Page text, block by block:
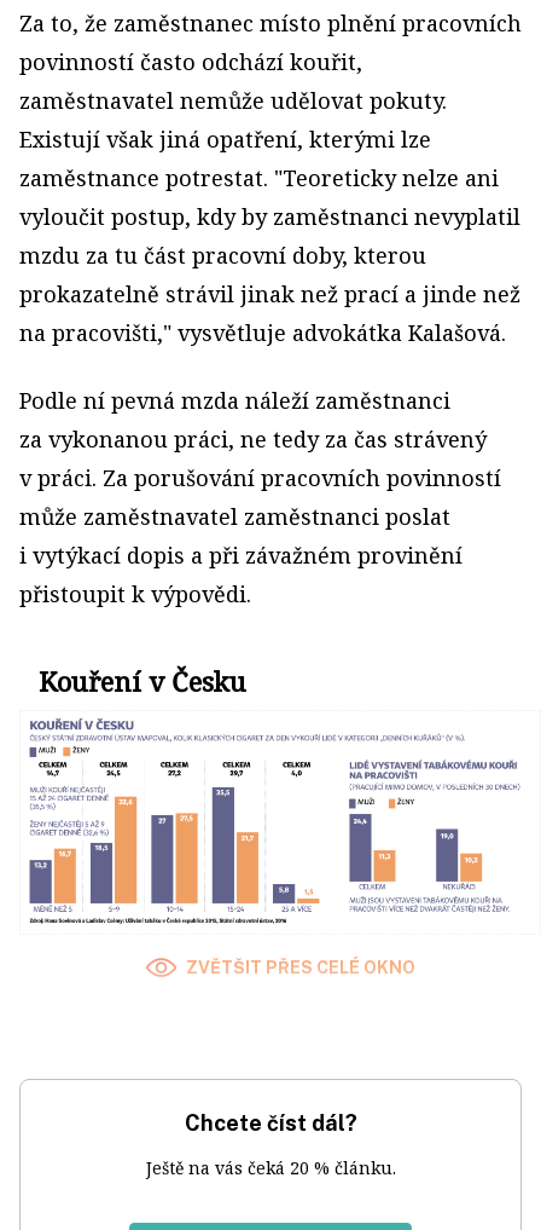
Za to, že zaměstnanec místo plnění pracovních
povinností často odchází kouřit,
zaměstnavatel nemůže udělovat pokuty.
Existují však jiná opatření, kterými lze
zaměstnance potrestat. "Teoreticky nelze ani
vyloučit postup, kdy by zaměstnanci nevyplatil
mzdu za tu část pracovní doby, kterou
prokazatelně strávil jinak než prací a jinde než
na pracovišti," vysvětluje advokátka Kalašová.
Podle ní pevná mzda náleží zaměstnanci
za vykonanou práci, ne tedy za čas strávený
v práci. Za porušování pracovních povinností
může zaměstnavatel zaměstnanci poslat
i vytýkací dopis a při závažném provinění
přistoupit k výpovědi.
Kouření v Česku
ZVĚTŠIT PŘES CELÉ OKNO
Chcete číst dál?
Ještě na vás čeká 20 % článku.